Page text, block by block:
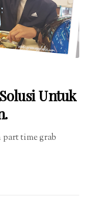
Untuk
time grab